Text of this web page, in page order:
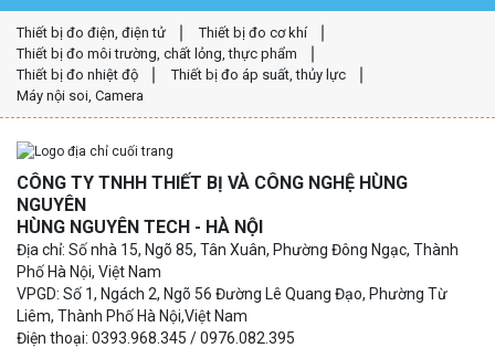
Thiết bị đo điện, điện tử
Thiết bị đo cơ khí
Thiết bị đo môi trường, chất lỏng, thực phẩm
Thiết bị đo nhiệt độ
Thiết bị đo áp suất, thủy lực
Máy nội soi, Camera
CÔNG TY TNHH THIẾT BỊ VÀ CÔNG NGHỆ HÙNG
NGUYÊN
HÙNG NGUYÊN TECH - HÀ NỘI
Địa chỉ: Số nhà 15, Ngõ 85, Tân Xuân, Phường Đông Ngạc, Thành
Phố Hà Nội, Việt Nam
VPGD: Số 1, Ngách 2, Ngõ 56 Đường Lê Quang Đạo, Phường Từ
Liêm, Thành Phố Hà Nội,Việt Nam
Điện thoại: 0393.968.345 / 0976.082.395